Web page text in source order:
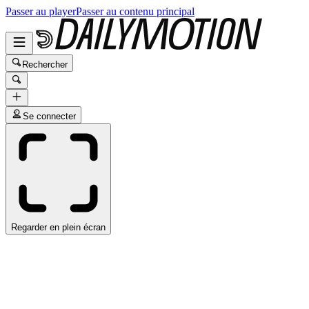
Passer au playerPasser au contenu principal
Rechercher
Se connecter
Regarder en plein écran